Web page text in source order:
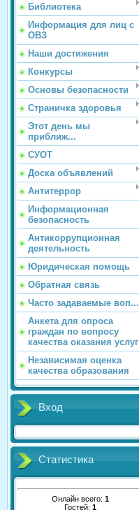
Библиотека
Информация для лиц с
ОВЗ
Наши достижения
Конкурсы
Основы безопасности
Страничка здоровья
Этот день мы
приближ...
СУОТ
Доска объявлений
Антитеррор
Информационная
безопасность
Антикоррупционная
деятельность
Юридическая помощь
Обратная связь
Часто задаваемые воп...
Анкета для опроса
граждан по вопросу
качества оказания услуг
Независимая оценка
качества образования
Вход
Статистика
Онлайн всего: 1
Гостей: 1